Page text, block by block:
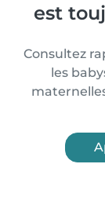
est
Consultez
les